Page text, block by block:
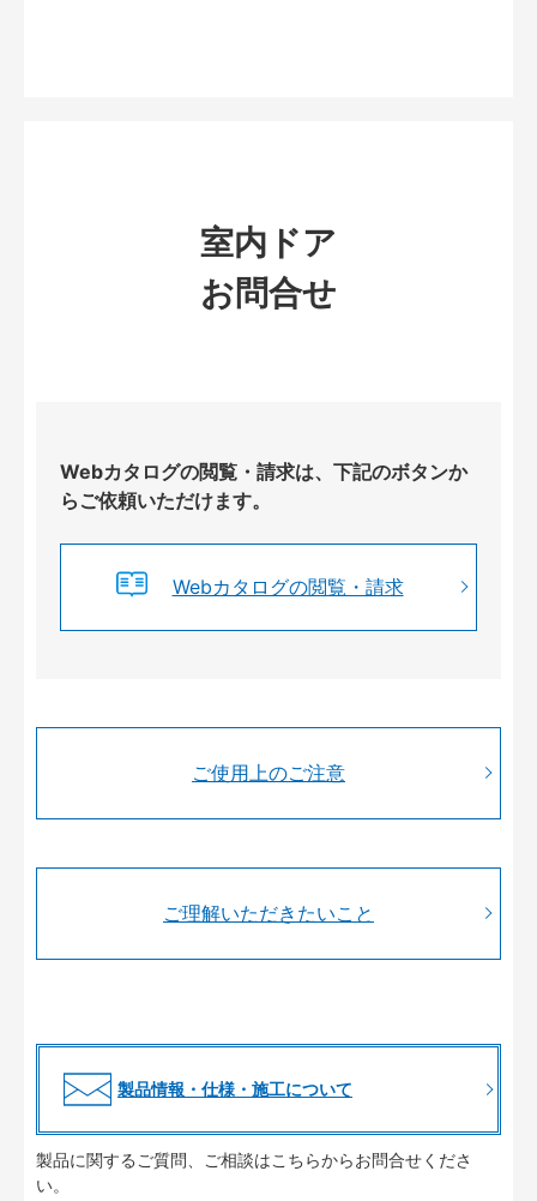
室内ドア
お問合せ
Webカタログの閲覧・請求は、下記のボタンか
らご依頼いただけます。
Webカタログの閲覧・請求
ご使用上のご注意
ご理解いただきたいこと
製品情報・仕様・施工について
製品に関するご質問、ご相談はこちらからお問合せくださ
い。